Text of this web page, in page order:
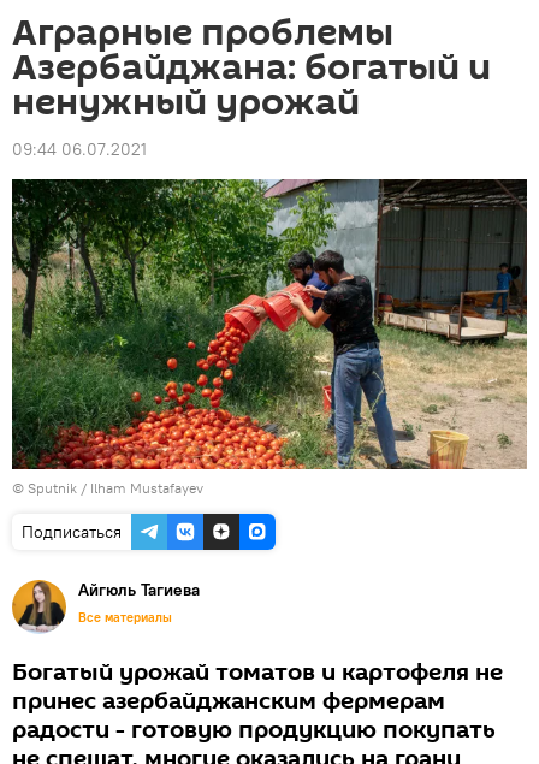
Аграрные проблемы
Азербайджана: богатый и
ненужный урожай
09:44 06.07.2021
© Sputnik / Ilham Mustafayev
Подписаться
Айгюль Тагиева
Все материалы
Богатый урожай томатов и картофеля не
принес азербайджанским фермерам
радости - готовую продукцию покупать